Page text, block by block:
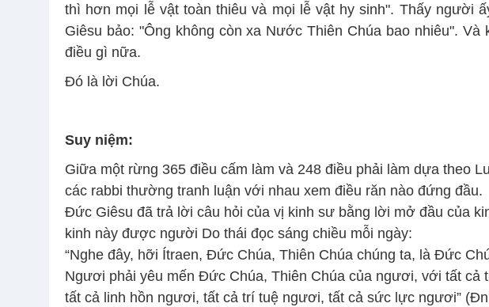
thì hơn mọi lễ vật toàn thiêu và mọi lễ vật hy sinh". Thấy người
Giêsu bảo: "Ông không còn xa Nước Thiên Chúa bao nhiêu". Và
điều gì nữa.
Ðó là lời Chúa.
Suy niệm:
Giữa một rừng 365 điều cấm làm và 248 điều phải làm dựa theo
các rabbi thường tranh luận với nhau xem điều răn nào đứng đầu.
Đức Giêsu đã trả lời câu hỏi của vị kinh sư bằng lời mở đầu của
kinh này được người Do thái đọc sáng chiều mỗi ngày:
“Nghe đây, hỡi Ítraen, Đức Chúa, Thiên Chúa chúng ta, là Đức
Ngươi phải yêu mến Đức Chúa, Thiên Chúa của ngươi, với tất cả
tất cả linh hồn ngươi, tất cả trí tuệ ngươi, tất cả sức lực ngươi”